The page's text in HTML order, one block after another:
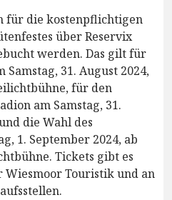
für die kostenpflichtigen
über Reservix
werden. Das gilt für
31. August 2024,
für den
am Samstag, 31.
die Wahl des
1. September 2024, ab
Tickets gibt es
Touristik und an